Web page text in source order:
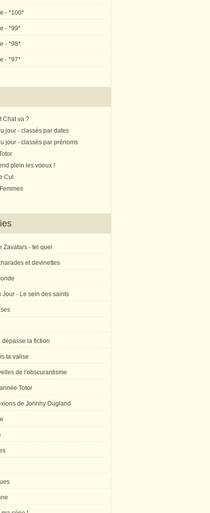
- *100*
- *99*
- *98*
- *97*
Chat va ?
jour - classés par dates
jour - classés par prénoms
plein les voeux !
Cul
Zavatars - tel quel
et devinettes
Jour - Le sein des saints
dépasse la fiction
ta valise
de l'obscurantisme
Totor
de Jonnhy Dugland